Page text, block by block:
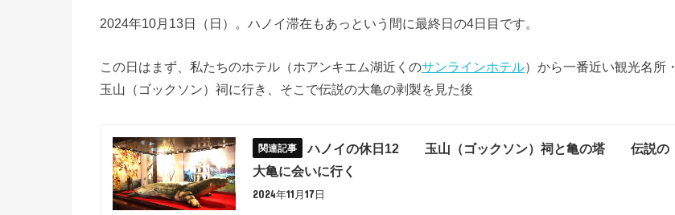
2024年10月13日（日）。ハノイ滞在もあっという間に最終日の4日目です。
この日はまず、私たちのホテル（ホアンキエム湖近くのサンラインホテル）から一番近い観光名所・
玉山（ゴックソン）祠に行き、そこで伝説の大亀の剥製を見た後
ハノイの休日12 玉山（ゴックソン）祠と亀の塔 伝説の
大亀に会いに行く
2024年11月17日